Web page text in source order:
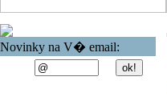
Novinky na V� email: